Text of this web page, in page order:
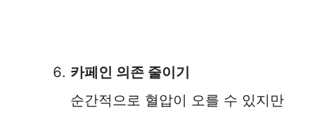
카페인 의존 줄이기
순간적으로 혈압이 오를 수 있지만